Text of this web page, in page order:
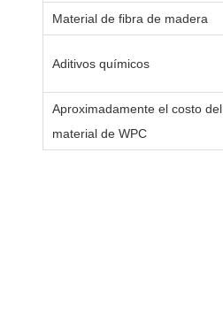
Material de fibra de madera
Aditivos químicos
Aproximadamente el costo del
material de WPC